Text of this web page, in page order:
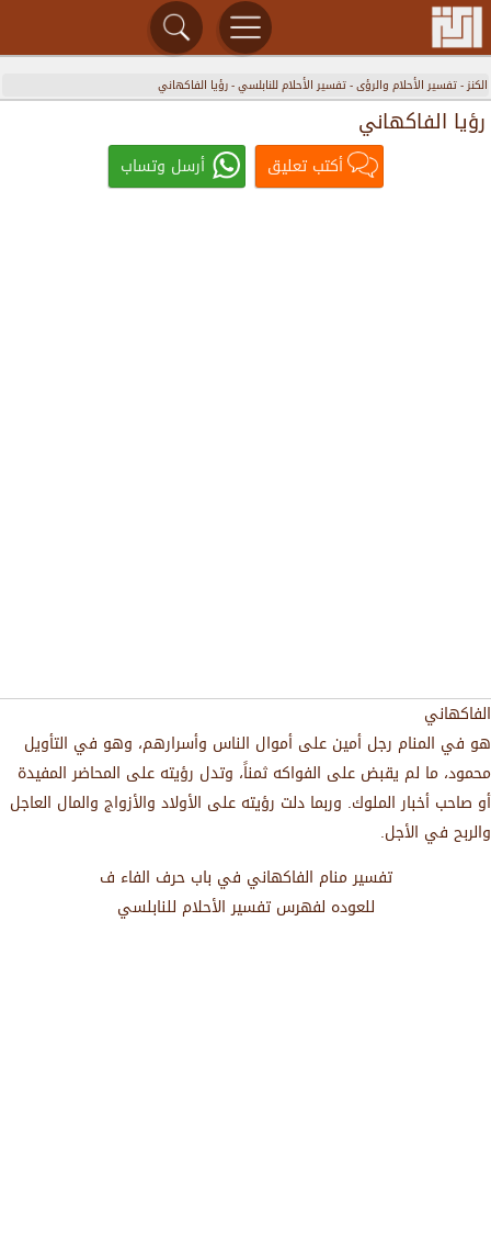
الكنز-تفسير الأحلام والرؤى-تفسير الأحلام للنابلسي-رؤيا الفاكهاني
رؤيا الفاكهاني
أكتب تعليق أرسل وتساب
الفاكهاني
هو في المنام رجل أمين على أموال الناس وأسرارهم، وهو في التأويل
محمود، ما لم يقبض على الفواكه ثمناً، وتدل رؤيته على المحاضر المفيدة
أو صاحب أخبار الملوك. وربما دلت رؤيته على الأولاد والأزواج والمال العاجل
والربح في الأجل.
تفسير منام الفاكهاني في باب حرف الفاء ف
للعوده لفهرس تفسير الأحلام للنابلسي